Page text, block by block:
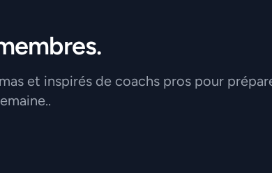
et inspirés de coachs pros pour